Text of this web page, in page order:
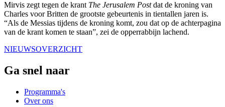
Mirvis zegt tegen de krant The Jerusalem Postdat de kroning van
Charles voor Britten de grootste gebeurtenis in tientallen jaren is.
“Als de Messias tijdens de kroning komt, zou dat op de achterpagina
van de krant komen te staan”, zei de opperrabbijn lachend.
NIEUWSOVERZICHT
Ga snel naar
Programma's
Over ons